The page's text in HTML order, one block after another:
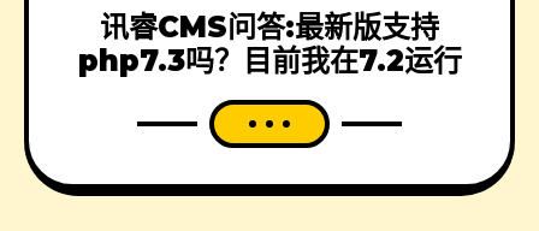
讯睿CMS问答:最新版支持
php7.3吗？目前我在7.2运行